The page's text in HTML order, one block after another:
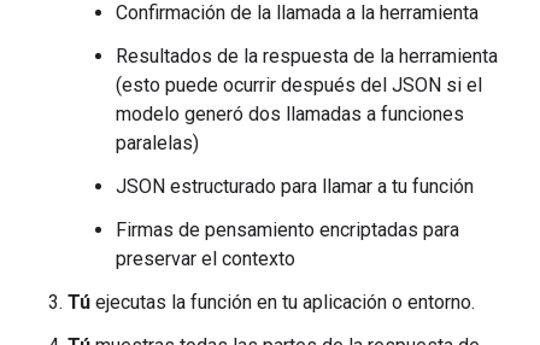
Confirmación de la llamada a la herramienta
Resultados de la respuesta de la herramienta
(esto puede ocurrir después del JSON si el
modelo generó dos llamadas a funciones
paralelas)
JSON estructurado para llamar a tu función
Firmas de pensamiento encriptadas para
preservar el contexto
Tú ejecutas la función en tu aplicación o entorno.